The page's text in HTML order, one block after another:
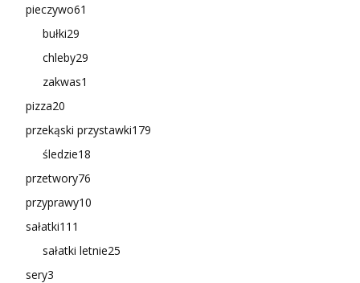
pieczywo61
bułki29
chleby29
zakwas1
pizza20
przekąski przystawki179
śledzie18
przetwory76
przyprawy10
sałatki111
sałatki letnie25
sery3